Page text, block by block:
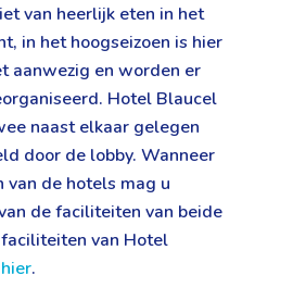
van heerlijk eten in het
in het hoogseizoen is hier
aanwezig en worden er
Hotel Blaucel
naast elkaar gelegen
door de lobby. Wanneer
van de hotels mag u
de faciliteiten van beide
van Hotel
hier.